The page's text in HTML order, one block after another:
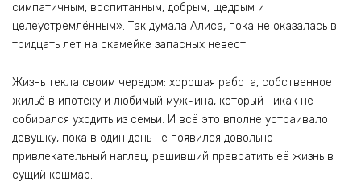
симпатичным, воспитанным, добрым, щедрым и
целеустремлённым». Так думала Алиса, пока не оказалась в
тридцать лет на скамейке запасных невест.
Жизнь текла своим чередом: хорошая работа, собственное
жильё в ипотеку и любимый мужчина, который никак не
собирался уходить из семьи. И всё это вполне устраивало
девушку, пока в один день не появился довольно
привлекательный наглец, решивший превратить её жизнь в
сущий кошмар.